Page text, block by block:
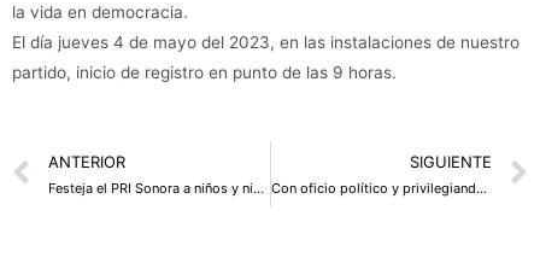
la vida en democracia.
El día jueves 4 de mayo del 2023, en las instalaciones de nuestro
partido, inicio de registro en punto de las 9 horas.
Prev
ANTERIOR
Festeja el PRI Sonora a niños y niñas en su día
SIGUIENTE
Con oficio político y privilegiando el interés de los sonorenses el PRI marcará diferencia: Rogelio Díaz Brown